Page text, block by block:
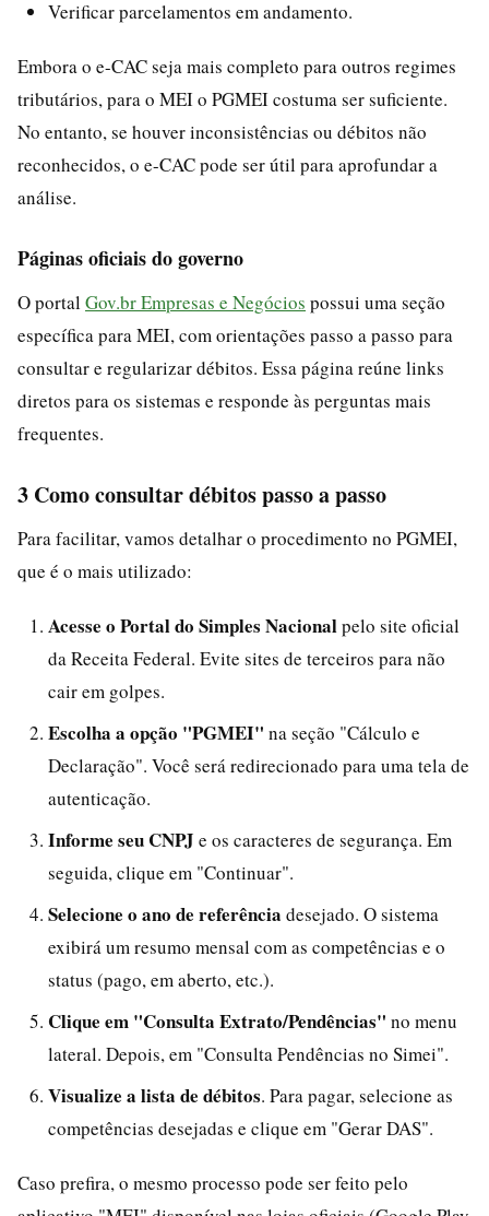
Verificar parcelamentos em andamento.
Embora o e-CAC seja mais completo para outros regimes
tributários, para o MEI o PGMEI costuma ser suficiente.
No entanto, se houver inconsistências ou débitos não
reconhecidos, o e-CAC pode ser útil para aprofundar a
análise.
Páginas oficiais do governo
O portal Gov.br Empresas e Negócios possui uma seção
específica para MEI, com orientações passo a passo para
consultar e regularizar débitos. Essa página reúne links
diretos para os sistemas e responde às perguntas mais
frequentes.
3 Como consultar débitos passo a passo
Para facilitar, vamos detalhar o procedimento no PGMEI,
que é o mais utilizado:
Acesse o Portal do Simples Nacionalpelo site oficial
da Receita Federal. Evite sites de terceiros para não
cair em golpes.
Escolha a opção "PGMEI" na seção "Cálculo e
Declaração". Você será redirecionado para uma tela de
autenticação.
Informe seu CNPJ e os caracteres de segurança. Em
seguida, clique em "Continuar".
Selecione o ano de referência desejado. O sistema
exibirá um resumo mensal com as competências e o
status (pago, em aberto, etc.).
Clique em "Consulta Extrato/Pendências" no menu
lateral. Depois, em "Consulta Pendências no Simei".
Visualize a lista de débitos. Para pagar, selecione as
competências desejadas e clique em "Gerar DAS".
Caso prefira, o mesmo processo pode ser feito pelo